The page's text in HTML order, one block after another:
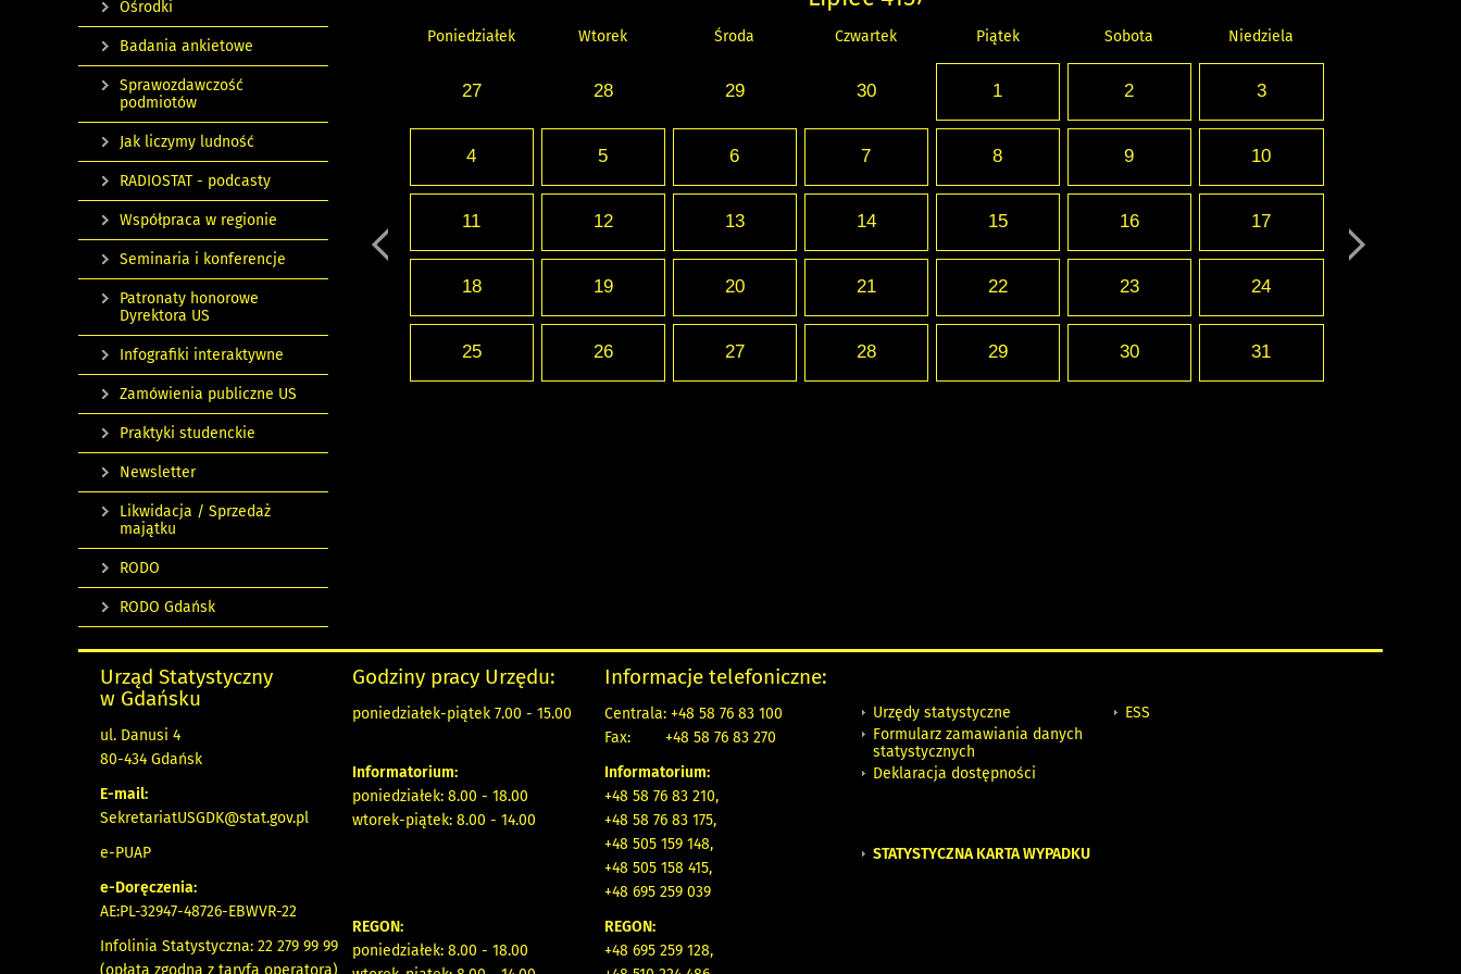
Poniedziałek Wtorek Środa Czwartek Piątek Sobota Niedziela
27 28 29 30 1 2 3
4 5 6 7 8 9 10
11 12 13 14 15 16 17
18 19 20 21 22 23 24
25 26 27 28 29 30 31
Ośrodki
Badania ankietowe
Sprawozdawczość
podmiotów
Jak liczymy ludność
RADIOSTAT - podcasty
Współpraca w regionie
Seminaria i konferencje
Patronaty honorowe
Dyrektora US
Infografiki interaktywne
Zamówienia publiczne US
Praktyki studenckie
Newsletter
Likwidacja / Sprzedaż
majątku
RODO
RODO Gdańsk
Urząd Statystyczny
w Gdańsku
ul. Danusi 4
80-434 Gdańsk
E-mail:
SekretariatUSGDK@stat.gov.pl
e-PUAP
e-Doręczenia:
AE:PL-32947-48726-EBWVR-22
Infolinia Statystyczna: 22 279 99 99
(opłata zgodna z taryfą operatora)
Godziny pracy Urzędu:
poniedziałek-piątek 7.00 - 15.00
Informatorium:
poniedziałek: 8.00 - 18.00
wtorek-piątek: 8.00 - 14.00
REGON:
poniedziałek: 8.00 - 18.00
Informacje telefoniczne:
Centrala: +48 58 76 83 100
Fax:
+48 58 76 83 270
Informatorium:
+48 58 76 83 210,
+48 58 76 83 175,
+48 505 159 148,
+48 505 158 415,
+48 695 259 039
REGON:
+48 695 259 128,
Urzędy statystyczne
Formularz zamawiania danych
statystycznych
Deklaracja dostępności
STATYSTYCZNA KARTA WYPADKU
ESS